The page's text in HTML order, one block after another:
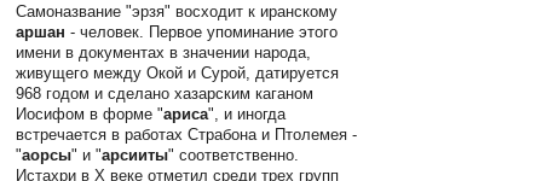
Самоназвание "эрзя" восходит к иранскому
аршан - человек. Первое упоминание этого
имени в документах в значении народа,
живущего между Окой и Сурой, датируется
968 годом и сделано хазарским каганом
Иосифом в форме "ариса", и иногда
встречается в работах Страбона и Птолемея -
"аорсы" и "арсииты" соответственно.
Истахри в X веке отметил среди трех групп